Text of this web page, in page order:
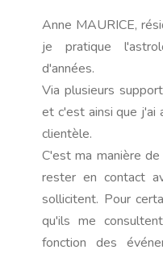
Anne MAURICE,
je pratique
d'années.
Via plusieurs
et c'est ainsi que j'ai
clientèle.
C'est ma manière
rester en contact
sollicitent. Pour
qu'ils me
fonction des